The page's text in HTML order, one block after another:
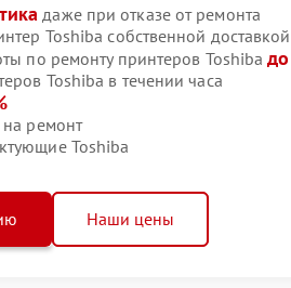
даже при отказе от ремонта
Toshiba собственной доставкой
по ремонту принтеров Toshiba
Toshiba в течении часа
ремонт
Toshiba
Наши цены